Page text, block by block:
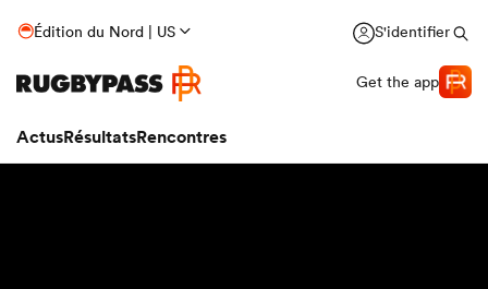
Édition du Nord | US S'identifier
Get the app
ActusRésultatsRencontres